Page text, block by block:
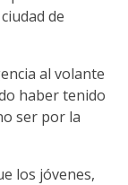
de
al volante
haber tenido
ser por la
los jóvenes,